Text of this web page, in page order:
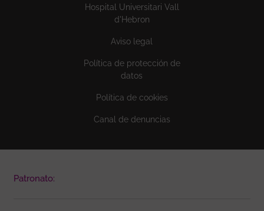
Hospital Universitari Vall
d'Hebron
Aviso legal
Política de protección de
datos
Política de cookies
Canal de denuncias
Patronato: